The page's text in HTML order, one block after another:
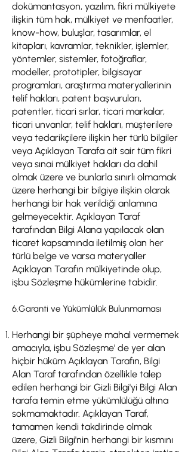
dokümantasyon, yazılım, fikri mülkiyete
ilişkin tüm hak, mülkiyet ve menfaatler,
know-how, buluşlar, tasarımlar, el
kitapları, kavramlar, teknikler, işlemler,
yöntemler, sistemler, fotoğraflar,
modeller, prototipler, bilgisayar
programları, araştırma materyallerinin
telif hakları, patent başvuruları,
patentler, ticari sırlar, ticari markalar,
ticari unvanlar, telif hakları, müşterilere
veya tedarikçilere ilişkin her türlü bilgiler
veya Açıklayan Tarafa ait sair tüm fikri
veya sınai mülkiyet hakları da dahil
olmak üzere ve bunlarla sınırlı olmamak
üzere herhangi bir bilgiye ilişkin olarak
herhangi bir hak verildiği anlamına
gelmeyecektir. Açıklayan Taraf
tarafından Bilgi Alana yapılacak olan
ticaret kapsamında iletilmiş olan her
türlü belge ve varsa materyaller
Açıklayan Tarafın mülkiyetinde olup,
işbu Sözleşme hükümlerine tabidir.
6.Garanti ve Yükümlülük Bulunmaması
Herhangi bir şüpheye mahal vermemek
amacıyla, işbu Sözleşme' de yer alan
hiçbir hüküm Açıklayan Tarafın, Bilgi
Alan Taraf tarafından özellikle talep
edilen herhangi bir Gizli Bilgi'yi Bilgi Alan
tarafa temin etme yükümlülüğü altına
sokmamaktadır. Açıklayan Taraf,
tamamen kendi takdirinde olmak
üzere, Gizli Bilgi'nin herhangi bir kısmını